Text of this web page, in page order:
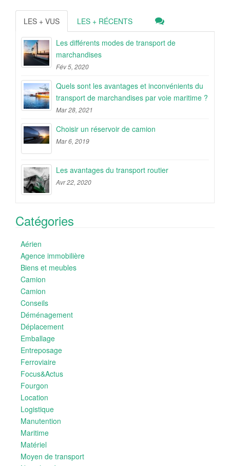
LES + VUS LES + RÉCENTS
Les différents modes de transport de
marchandises
Fév 5, 2020
Quels sont les avantages et inconvénients du
transport de marchandises par voie maritime ?
Mar 28, 2021
Choisir un réservoir de camion
Mar 6, 2019
Les avantages du transport routier
Avr 22, 2020
Catégories
Aérien
Agence immobilière
Biens et meubles
Camion
Camion
Conseils
Déménagement
Déplacement
Emballage
Entreposage
Ferroviaire
Focus&Actus
Fourgon
Location
Logistique
Manutention
Maritime
Matériel
Moyen de transport